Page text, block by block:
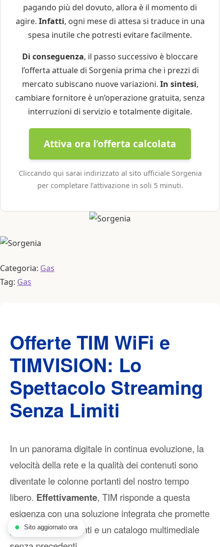
pagando più del dovuto, allora è il momento di
agire. Infatti, ogni mese di attesa si traduce in una
spesa inutile che potresti evitare facilmente.
Di conseguenza, il passo successivo è bloccare
l’offerta attuale di Sorgenia prima che i prezzi di
mercato subiscano nuove variazioni. In sintesi,
cambiare fornitore è un’operazione gratuita, senza
interruzioni di servizio e totalmente digitale.
Attiva ora l’offerta calcolata
Cliccando qui sarai indirizzato al sito ufficiale Sorgenia
per completare l’attivazione in soli 5 minuti.
Categoria: Gas
Tag: Gas
Offerte TIM WiFi e
TIMVISION: Lo
Spettacolo Streaming
Senza Limiti
In un panorama digitale in continua evoluzione, la
velocità della rete e la qualità dei contenuti sono
diventate le colonne portanti del nostro tempo
libero. Effettivamente, TIM risponde a questa
esigenza con una soluzione integrata che promette
prestazioni eccellenti e un catalogo multimediale
Sito aggiornato ora